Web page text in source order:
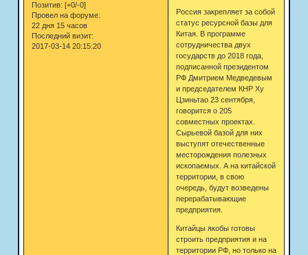
Позитив: [+0/-0]
Провел на форуме:
22 дня 15 часов
Последний визит:
2017-03-14 20:15:20
Россия закрепляет за собой
статус ресурсной базы для
Китая. В программе
сотрудничества двух
государств до 2018 года,
подписанной президентом
РФ Дмитрием Медведевым
и председателем КНР Ху
Цзиньтао 23 сентября,
говорится о 205
совместных проектах.
Сырьевой базой для них
выступят отечественные
месторождения полезных
ископаемых. А на китайской
территории, в свою
очередь, будут возведены
перерабатывающие
предприятия.
Китайцы якобы готовы
строить предприятия и на
территории РФ, но только на